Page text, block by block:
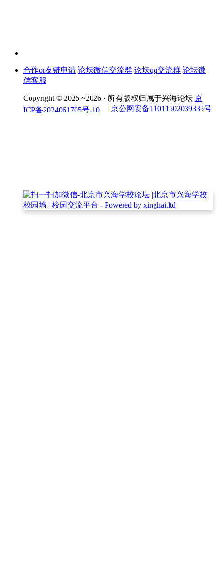
合作or友链申请 论坛微信交流群 论坛qq交流群 论坛微
信客服
Copyright © 2025 ~2026 · 所有版权归属于兴海论坛 京
ICP备2024061705号-10
京公网安备11011502039335号